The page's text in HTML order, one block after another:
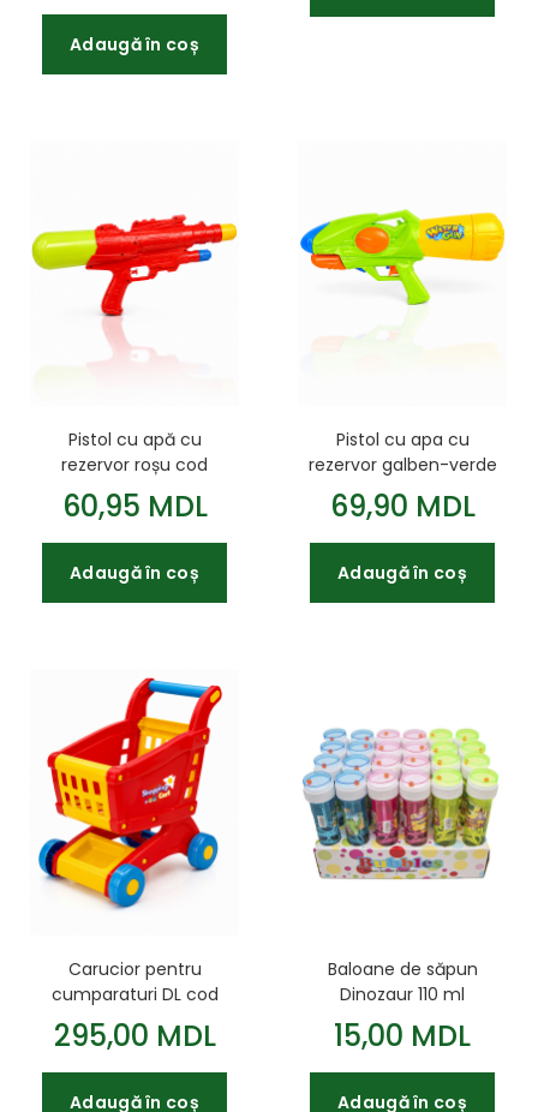
Adaugă în coș
Pistol cu apă cu
rezervor roșu cod
972116
60,95 MDL
Adaugă în coș
Pistol cu apa cu
rezervor galben-verde
cod 10066b
69,90 MDL
Adaugă în coș
Carucior pentru
cumparaturi DL cod
42448
295,00 MDL
Adaugă în coș
Baloane de săpun
Dinozaur 110 ml
15,00 MDL
Adaugă în coș